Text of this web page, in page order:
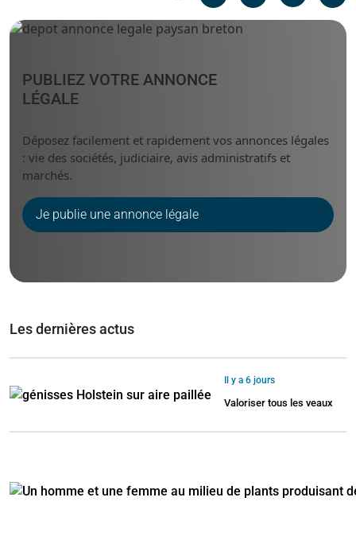
Linked
PUBLIEZ VOTRE ANNONCE
LÉGALE
Déposez facilement et rapidement vos annonces légales
: vie des sociétés, judiciaire, avis administratifs et
marchés.
Je publie une annonce légale
Les dernières actus
Il y a 6 jours
Valoriser tous les veaux